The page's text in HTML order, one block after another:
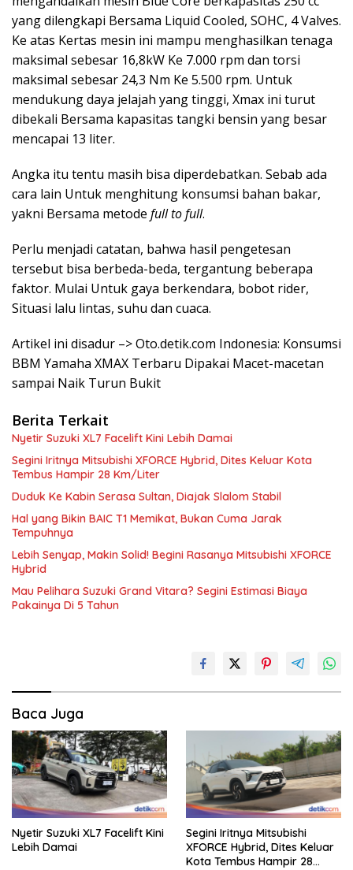
yang dilengkapi Bersama Liquid Cooled, SOHC, 4 Valves.
Ke atas Kertas mesin ini mampu menghasilkan tenaga
maksimal sebesar 16,8kW Ke 7.000 rpm dan torsi
maksimal sebesar 24,3 Nm Ke 5.500 rpm. Untuk
mendukung daya jelajah yang tinggi, Xmax ini turut
dibekali Bersama kapasitas tangki bensin yang besar
mencapai 13 liter.
Angka itu tentu masih bisa diperdebatkan. Sebab ada
cara lain Untuk menghitung konsumsi bahan bakar,
yakni Bersama metode full to full.
Perlu menjadi catatan, bahwa hasil pengetesan
tersebut bisa berbeda-beda, tergantung beberapa
faktor. Mulai Untuk gaya berkendara, bobot rider,
Situasi lalu lintas, suhu dan cuaca.
Artikel ini disadur –> Oto.detik.com Indonesia: Konsumsi
BBM Yamaha XMAX Terbaru Dipakai Macet-macetan
sampai Naik Turun Bukit
Berita Terkait
Nyetir Suzuki XL7 Facelift Kini Lebih Damai
Segini Iritnya Mitsubishi XFORCE Hybrid, Dites Keluar Kota
Tembus Hampir 28 Km/Liter
Duduk Ke Kabin Serasa Sultan, Diajak Slalom Stabil
Hal yang Bikin BAIC T1 Memikat, Bukan Cuma Jarak
Tempuhnya
Lebih Senyap, Makin Solid! Begini Rasanya Mitsubishi XFORCE
Hybrid
Mau Pelihara Suzuki Grand Vitara? Segini Estimasi Biaya
Pakainya Di 5 Tahun
Baca Juga
Nyetir Suzuki XL7 Facelift Kini
Lebih Damai
Segini Iritnya Mitsubishi
XFORCE Hybrid, Dites Keluar
Kota Tembus Hampir 28